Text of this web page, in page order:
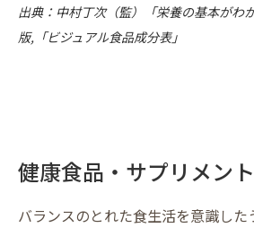
出典：中村丁次（監）「栄養の基本がわ
版,「ビジュアル食品成分表」
健康食品・サプリメン
バランスのとれた食生活を意識し